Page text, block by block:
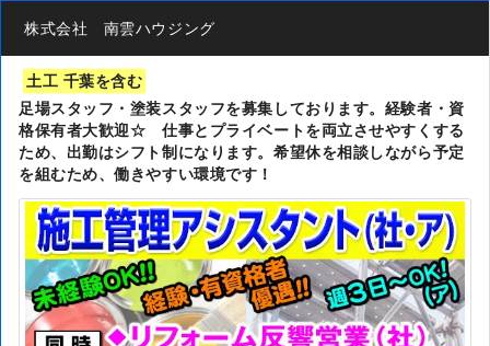
株式会社 南雲ハウジング
土工 千葉を含む
足場スタッフ・塗装スタッフを募集しております。経験者・資
格保有者大歓迎☆ 仕事とプライベートを両立させやすくする
ため、出勤はシフト制になります。希望休を相談しながら予定
を組むため、働きやすい環境です！